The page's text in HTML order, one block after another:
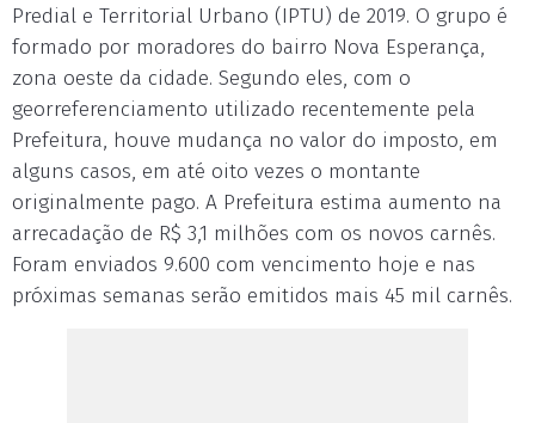
Predial e Territorial Urbano (IPTU) de 2019. O grupo é
formado por moradores do bairro Nova Esperança,
zona oeste da cidade. Segundo eles, com o
georreferenciamento utilizado recentemente pela
Prefeitura, houve mudança no valor do imposto, em
alguns casos, em até oito vezes o montante
originalmente pago. A Prefeitura estima aumento na
arrecadação de R$ 3,1 milhões com os novos carnês.
Foram enviados 9.600 com vencimento hoje e nas
próximas semanas serão emitidos mais 45 mil carnês.